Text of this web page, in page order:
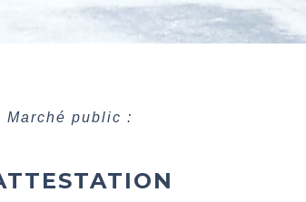
Marché public :